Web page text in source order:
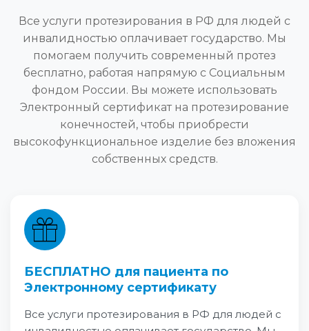
Все услуги протезирования в РФ для людей с
инвалидностью оплачивает государство. Мы
помогаем получить современный протез
бесплатно, работая напрямую с Социальным
фондом России. Вы можете использовать
Электронный сертификат на протезирование
конечностей, чтобы приобрести
высокофункциональное изделие без вложения
собственных средств.
БЕСПЛАТНО для пациента по
Электронному сертификату
Все услуги протезирования в РФ для людей с